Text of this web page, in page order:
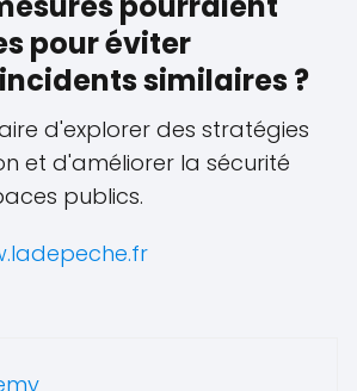
pour éviter
similaires ?
d'explorer des stratégies
et d'améliorer la sécurité
publics.